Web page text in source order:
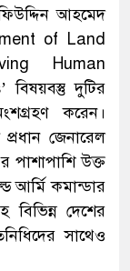
আহমেদ
of Land
Human
দুটির
করেন।
প্রধান জেনারেল
পাশাপাশি উক্ত
আর্মি কমান্ডার
দেশের
সাথেও